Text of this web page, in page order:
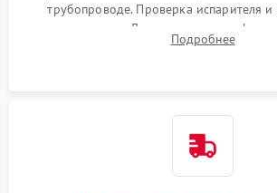
трубопроводе. Проверка испарителя и
течеискателем. Демонтаж старого
продувка капиллярной трубки для
Подробнее